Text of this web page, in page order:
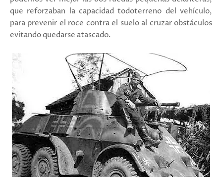
que reforzaban la capacidad todoterreno del vehículo,
para prevenir el roce contra el suelo al cruzar obstáculos
evitando quedarse atascado.